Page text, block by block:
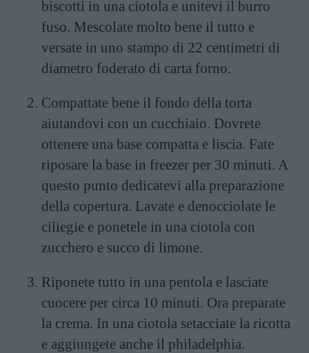
biscotti in una ciotola e unitevi il burro
fuso. Mescolate molto bene il tutto e
versate in uno stampo di 22 centimetri di
diametro foderato di carta forno.
Compattate bene il fondo della torta
aiutandovi con un cucchiaio. Dovrete
ottenere una base compatta e liscia. Fate
riposare la base in freezer per 30 minuti. A
questo punto dedicatevi alla preparazione
della copertura. Lavate e denocciolate le
ciliegie e ponetele in una ciotola con
zucchero e succo di limone.
Riponete tutto in una pentola e lasciate
cuocere per circa 10 minuti. Ora preparate
la crema. In una ciotola setacciate la ricotta
e aggiungete anche il philadelphia.